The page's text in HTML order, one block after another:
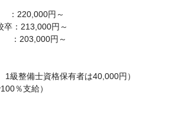
：220,000円～
卒：213,000円～
：203,000円～
1級整備士資格保有者は40,000円）
％支給）